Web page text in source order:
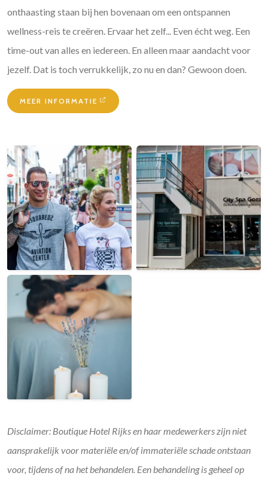
onthaasting staan bij hen bovenaan om een ontspannen
wellness-reis te creëren. Ervaar het zelf... Even écht weg. Een
time-out van alles en iedereen. En alleen maar aandacht voor
jezelf. Dat is toch verrukkelijk, zo nu en dan? Gewoon doen.
MEER INFORMATIE
Disclaimer: Boutique Hotel Rijks en haar medewerkers zijn niet
aansprakelijk voor materiële en/of immateriële schade ontstaan
voor, tijdens of na het behandelen. Een behandeling is geheel op